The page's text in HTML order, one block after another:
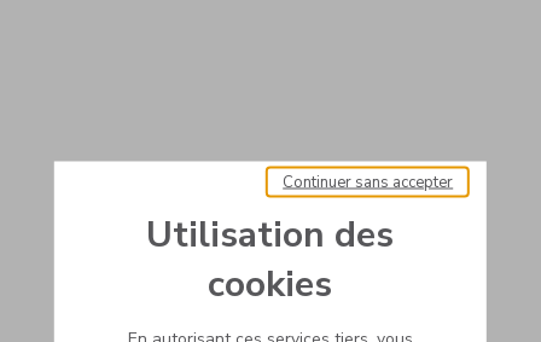
Utilisation des
cookies
Continuer sans accepter